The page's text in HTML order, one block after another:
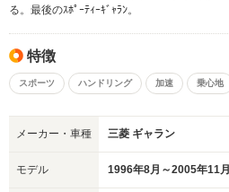
る。最後のｽﾎﾟｰﾃｨｰｷﾞｬﾗﾝ。
特徴
スポーツ ハンドリング 加速 乗心地
メーカー・車種 三菱 ギャラン
モデル 1996年8月～2005年11月